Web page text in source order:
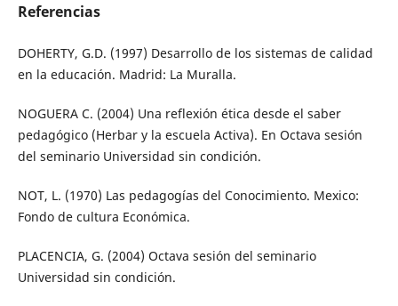
Referencias
DOHERTY, G.D. (1997) Desarrollo de los sistemas de calidad
en la educación. Madrid: La Muralla.
NOGUERA C. (2004) Una reflexión ética desde el saber
pedagógico (Herbar y la escuela Activa). En Octava sesión
del seminario Universidad sin condición.
NOT, L. (1970) Las pedagogías del Conocimiento. Mexico:
Fondo de cultura Económica.
PLACENCIA, G. (2004) Octava sesión del seminario
Universidad sin condición.